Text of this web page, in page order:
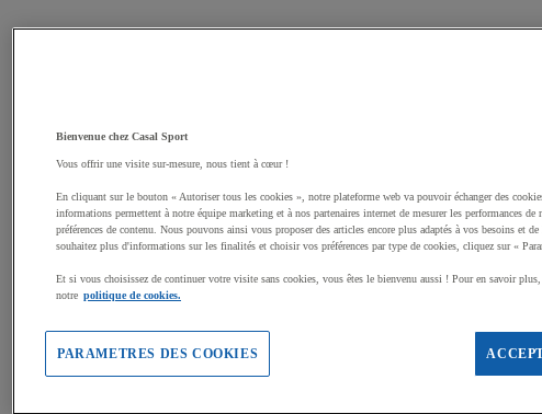
Bienvenue chez Casal Sport
Vous offrir une visite sur-mesure, nous tient à cœur !
En cliquant sur le bouton « Autoriser tous les cookies », notre plateforme web va pouvoir échanger des
informations permettent à notre équipe marketing et à nos partenaires internet de mesurer les performances de
préférences de contenu. Nous pouvons ainsi vous proposer des articles encore plus adaptés à vos besoins et
souhaitez plus d'informations sur les finalités et choisir vos préférences par type de cookies, cliquez sur «
Et si vous choisissez de continuer votre visite sans cookies, vous êtes le bienvenu aussi ! Pour en savoir
notre politique de cookies.
PARAMETRES DES COOKIES